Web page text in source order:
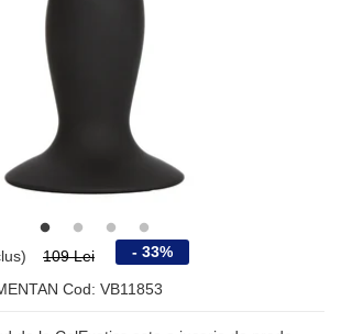
109 Lei - 33%
Cod: VB11853